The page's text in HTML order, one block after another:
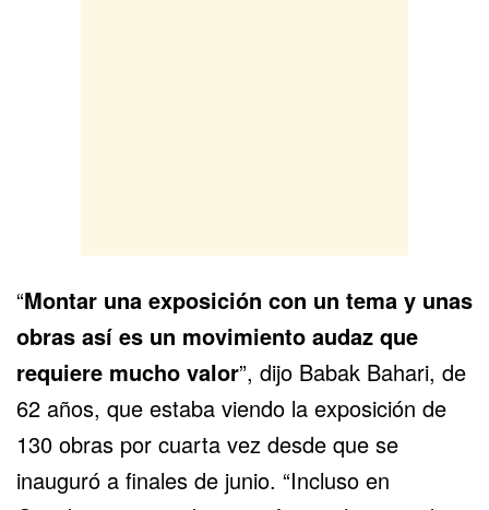
“Montar una exposición con un tema y unas
obras así es un movimiento audaz que
requiere mucho valor”, dijo Babak Bahari, de
62 años, que estaba viendo la exposición de
130 obras por cuarta vez desde que se
inauguró a finales de junio. “Incluso en